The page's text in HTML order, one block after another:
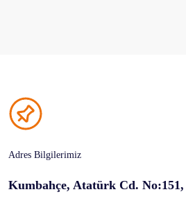
Adres Bilgilerimiz
Kumbahçe, Atatürk Cd. No:151,